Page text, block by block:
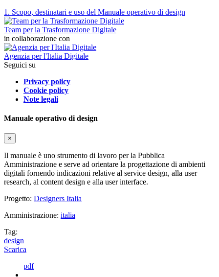
1. Scopo, destinatari e uso del Manuale operativo di design
Team per la Trasformazione Digitale
in collaborazione con
Agenzia per l'Italia Digitale
Seguici su
Privacy policy
Cookie policy
Note legali
Manuale operativo di design
×
Il manuale è uno strumento di lavoro per la Pubblica
Amministrazione e serve ad orientare la progettazione di ambienti
digitali fornendo indicazioni relative al service design, alla user
research, al content design e alla user interface.
Progetto: Designers Italia
Amministrazione: italia
Tag:
design
Scarica
pdf